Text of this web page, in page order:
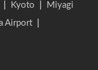
Kyoto
Miyagi
Airport